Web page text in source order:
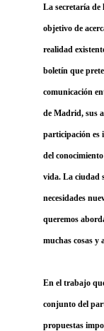
La secretaría
objetivo de
realidad
boletín que
comunicación
de Madrid, sus
participación es
del
vida. La ciudad
necesidades
queremos
muchas cosas y
En el trabajo
conjunto del
propuestas